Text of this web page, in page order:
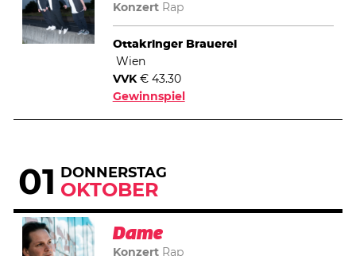
Konzert Rap
Ottakringer Brauerei
Wien
VVK€ 43.30
Gewinnspiel
01 DONNERSTAG
OKTOBER
Dame
Konzert Rap